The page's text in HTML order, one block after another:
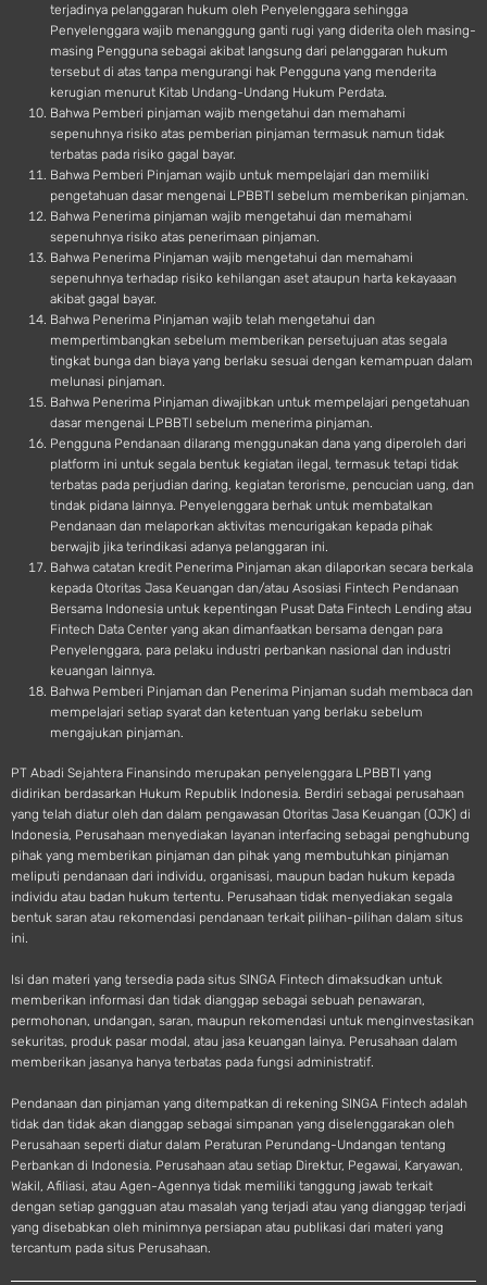
terjadinya pelanggaran hukum oleh Penyelenggara sehingga
Penyelenggara wajib menanggung ganti rugi yang diderita oleh masing-
masing Pengguna sebagai akibat langsung dari pelanggaran hukum
tersebut di atas tanpa mengurangi hak Pengguna yang menderita
kerugian menurut Kitab Undang-Undang Hukum Perdata.
Bahwa Pemberi pinjaman wajib mengetahui dan memahami
sepenuhnya risiko atas pemberian pinjaman termasuk namun tidak
terbatas pada risiko gagal bayar.
Bahwa Pemberi Pinjaman wajib untuk mempelajari dan memiliki
pengetahuan dasar mengenai LPBBTI sebelum memberikan pinjaman.
Bahwa Penerima pinjaman wajib mengetahui dan memahami
sepenuhnya risiko atas penerimaan pinjaman.
Bahwa Penerima Pinjaman wajib mengetahui dan memahami
sepenuhnya terhadap risiko kehilangan aset ataupun harta kekayaaan
akibat gagal bayar.
Bahwa Penerima Pinjaman wajib telah mengetahui dan
mempertimbangkan sebelum memberikan persetujuan atas segala
tingkat bunga dan biaya yang berlaku sesuai dengan kemampuan dalam
melunasi pinjaman.
Bahwa Penerima Pinjaman diwajibkan untuk mempelajari pengetahuan
dasar mengenai LPBBTI sebelum menerima pinjaman.
Pengguna Pendanaan dilarang menggunakan dana yang diperoleh dari
platform ini untuk segala bentuk kegiatan ilegal, termasuk tetapi tidak
terbatas pada perjudian daring, kegiatan terorisme, pencucian uang, dan
tindak pidana lainnya. Penyelenggara berhak untuk membatalkan
Pendanaan dan melaporkan aktivitas mencurigakan kepada pihak
berwajib jika terindikasi adanya pelanggaran ini.
Bahwa catatan kredit Penerima Pinjaman akan dilaporkan secara berkala
kepada Otoritas Jasa Keuangan dan/atau Asosiasi Fintech Pendanaan
Bersama Indonesia untuk kepentingan Pusat Data Fintech Lending atau
Fintech Data Center yang akan dimanfaatkan bersama dengan para
Penyelenggara, para pelaku industri perbankan nasional dan industri
keuangan lainnya.
Bahwa Pemberi Pinjaman dan Penerima Pinjaman sudah membaca dan
mempelajari setiap syarat dan ketentuan yang berlaku sebelum
mengajukan pinjaman.
PT Abadi Sejahtera Finansindo merupakan penyelenggara LPBBTI yang
didirikan berdasarkan Hukum Republik Indonesia. Berdiri sebagai perusahaan
yang telah diatur oleh dan dalam pengawasan Otoritas Jasa Keuangan (OJK) di
Indonesia, Perusahaan menyediakan layanan interfacing sebagai penghubung
pihak yang memberikan pinjaman dan pihak yang membutuhkan pinjaman
meliputi pendanaan dari individu, organisasi, maupun badan hukum kepada
individu atau badan hukum tertentu. Perusahaan tidak menyediakan segala
bentuk saran atau rekomendasi pendanaan terkait pilihan-pilihan dalam situs
ini.
Isi dan materi yang tersedia pada situs SINGA Fintech dimaksudkan untuk
memberikan informasi dan tidak dianggap sebagai sebuah penawaran,
permohonan, undangan, saran, maupun rekomendasi untuk menginvestasikan
sekuritas, produk pasar modal, atau jasa keuangan lainya. Perusahaan dalam
memberikan jasanya hanya terbatas pada fungsi administratif.
Pendanaan dan pinjaman yang ditempatkan di rekening SINGA Fintech adalah
tidak dan tidak akan dianggap sebagai simpanan yang diselenggarakan oleh
Perusahaan seperti diatur dalam Peraturan Perundang-Undangan tentang
Perbankan di Indonesia. Perusahaan atau setiap Direktur, Pegawai, Karyawan,
Wakil, Afiliasi, atau Agen-Agennya tidak memiliki tanggung jawab terkait
dengan setiap gangguan atau masalah yang terjadi atau yang dianggap terjadi
yang disebabkan oleh minimnya persiapan atau publikasi dari materi yang
tercantum pada situs Perusahaan.